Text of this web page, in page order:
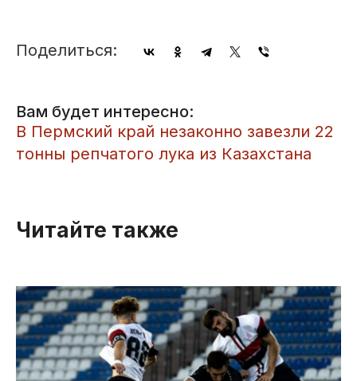
Поделиться:
Вам будет интересно:
​В Пермский край незаконно завезли 22
тонны репчатого лука из Казахстана
Читайте также